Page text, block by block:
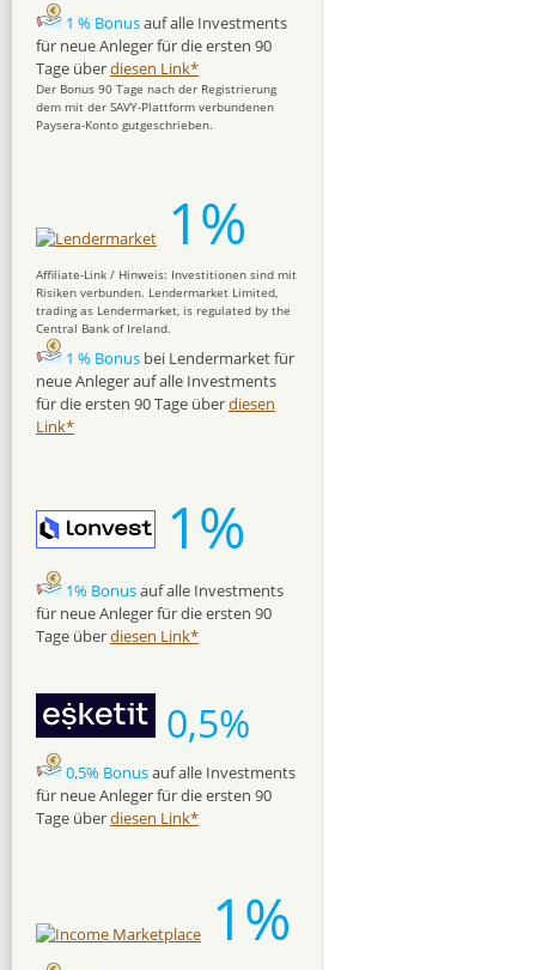
1 % Bonusauf alle Investments
für neue Anleger für die ersten 90
Tage überdiesen Link*
Der Bonus 90 Tage nach der Registrierung
dem mit der SAVY-Plattform verbundenen
Paysera-Konto gutgeschrieben.
1%
Affiliate-Link / Hinweis: Investitionen sind mit
Risiken verbunden. Lendermarket Limited,
trading as Lendermarket, is regulated by the
Central Bank of Ireland.
1 % Bonus bei Lendermarket für
neue Anleger auf alle Investments
für die ersten 90 Tage überdiesen
Link*
1%
1% Bonusauf alle Investments
für neue Anleger für die ersten 90
Tage überdiesen Link*
0,5%
0,5% Bonusauf alle Investments
für neue Anleger für die ersten 90
Tage überdiesen Link*
1%